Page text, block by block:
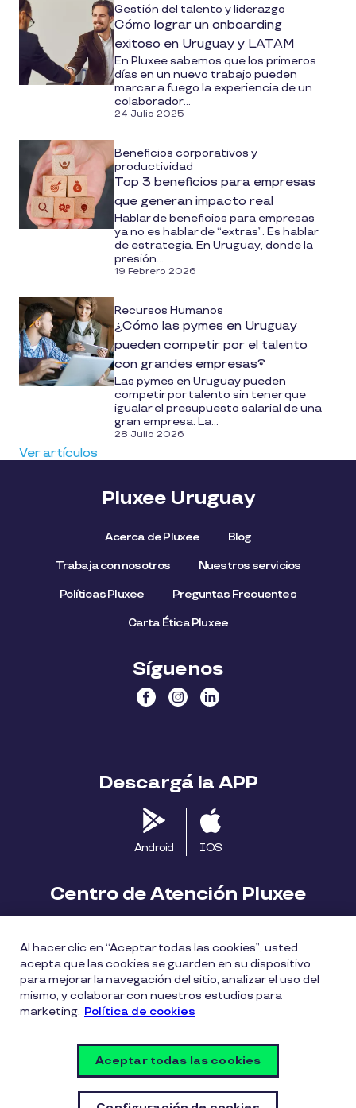
Gestión del talento y liderazgo
Cómo lograr un onboarding
exitoso en Uruguay y LATAM
En Pluxee sabemos que los primeros
días en un nuevo trabajo pueden
marcar a fuego la experiencia de un
colaborador...
24 Julio 2025
Beneficios corporativos y
productividad
Top 3 beneficios para empresas
que generan impacto real
Hablar de beneficios para empresas
ya no es hablar de “extras”. Es hablar
de estrategia. En Uruguay, donde la
presión...
19 Febrero 2026
Recursos Humanos
¿Cómo las pymes en Uruguay
pueden competir por el talento
con grandes empresas?
Las pymes en Uruguay pueden
competir por talento sin tener que
igualar el presupuesto salarial de una
gran empresa. La...
28 Julio 2026
Ver artículos
Pluxee Uruguay
Acerca de Pluxee Blog
Trabaja con nosotros Nuestros servicios
Políticas Pluxee Preguntas Frecuentes
Carta Ética Pluxee
Síguenos
Descargá la APP
Android IOS
Centro de Atención Pluxee
consumidores.uy@pluxeegroup.com
Centro de reclamos
Política de Cookies Políticas de privacidad
Configuración de cookies
Al hacer clic en “Aceptar todas las cookies”, usted
acepta que las cookies se guarden en su dispositivo
para mejorar la navegación del sitio, analizar el uso del
mismo, y colaborar con nuestros estudios para
marketing. Política de cookies
Aceptar todas las cookies